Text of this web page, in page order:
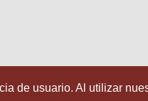
de usuario. Al utilizar